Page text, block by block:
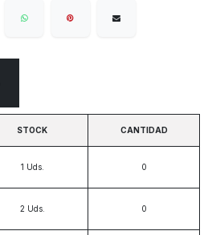
STOCK CANTIDAD
1 Uds.
2 Uds.